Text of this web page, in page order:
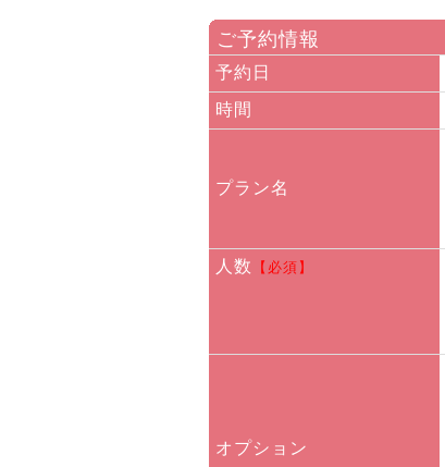
ご予約情報
予約日
時間
プラン名
人数 【必須】
オプション